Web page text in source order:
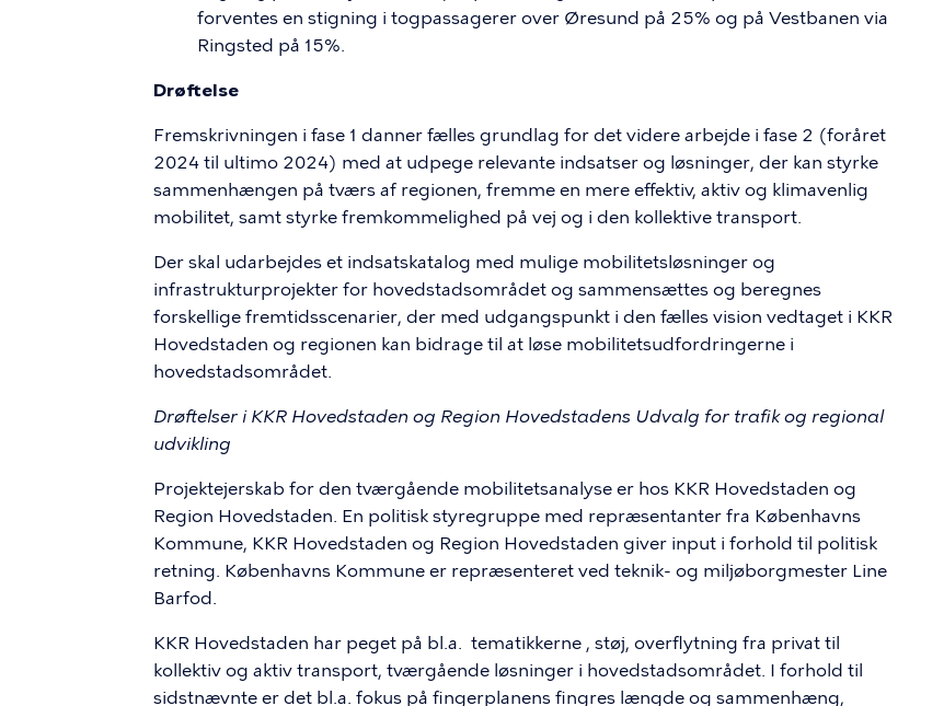
forventes en stigning i togpassagerer over Øresund på 25% og på Vestbanen via
Ringsted på 15%.
Drøftelse
Fremskrivningen i fase 1 danner fælles grundlag for det videre arbejde i fase 2 (foråret
2024 til ultimo 2024) med at udpege relevante indsatser og løsninger, der kan styrke
sammenhængen på tværs af regionen, fremme en mere effektiv, aktiv og klimavenlig
mobilitet, samt styrke fremkommelighed på vej og i den kollektive transport.
Der skal udarbejdes et indsatskatalog med mulige mobilitetsløsninger og
infrastrukturprojekter for hovedstadsområdet og sammensættes og beregnes
forskellige fremtidsscenarier, der med udgangspunkt i den fælles vision vedtaget i KKR
Hovedstaden og regionen kan bidrage til at løse mobilitetsudfordringerne i
hovedstadsområdet.
Drøftelser i KKR Hovedstaden og Region Hovedstadens Udvalg for trafik og regional
udvikling
Projektejerskab for den tværgående mobilitetsanalyse er hos KKR Hovedstaden og
Region Hovedstaden. En politisk styregruppe med repræsentanter fra Københavns
Kommune, KKR Hovedstaden og Region Hovedstaden giver input i forhold til politisk
retning. Københavns Kommune er repræsenteret ved teknik- og miljøborgmester Line
Barfod.
KKR Hovedstaden har peget på bl.a. tematikkerne , støj, overflytning fra privat til
kollektiv og aktiv transport, tværgående løsninger i hovedstadsområdet. I forhold til
sidstnævnte er det bl.a. fokus på fingerplanens fingres længde og sammenhæng,